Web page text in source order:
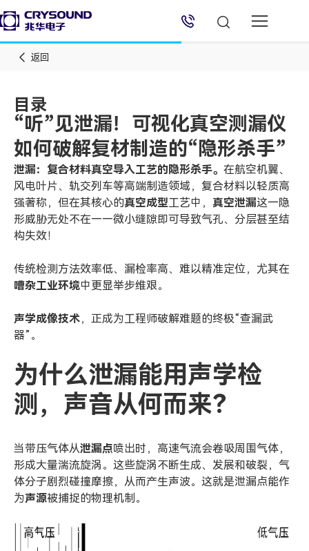
NaN%
返回
目录
“听”见泄漏！可视化真空测漏仪
如何破解复材制造的“隐形杀手”
泄漏：复合材料真空导入工艺的隐形杀手。 在航空机翼、
风电叶片、轨交列车等高端制造领域，复合材料以轻质高
强著称，但在其核心的真空成型工艺中， 真空泄漏这一隐
形威胁无处不在——微小缝隙即可导致气孔、分层甚至结
构失效！
传统检测方法效率低、漏检率高、难以精准定位，尤其在
嘈杂工业环境中更显举步维艰。
声学成像技术，正成为工程师破解难题的终极“查漏武
器”。
为什么泄漏能用声学检
测，声音从何而来？
当带压气体从泄漏点喷出时，高速气流会卷吸周围气体，
形成大量湍流旋涡。这些旋涡不断生成、发展和破裂，气
体分子剧烈碰撞摩擦，从而产生声波。这就是泄漏点能作
为声源被捕捉的物理机制。
兆华电子技术支持
技术支持专员2026/8/7 05:13:18